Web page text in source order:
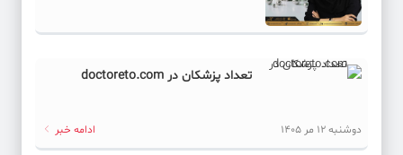
تعداد پزشکان در doctoreto.com
دوشنبه 12 مر 1405 ادامه خبر